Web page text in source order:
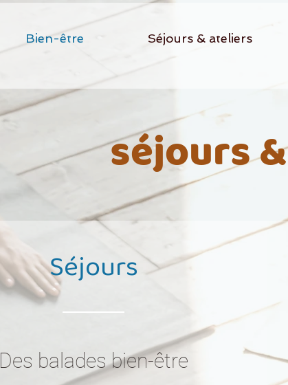
Bien-être Séjours & ateliers
séjours
Séjours
Des balades bien-être